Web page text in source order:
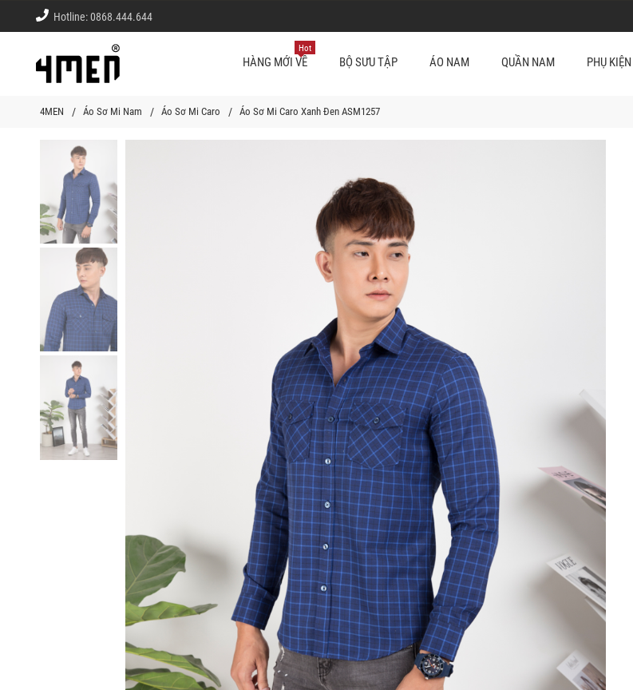
Hotline:0868.444.644
HÀNG MỚI VỀ
Hot
BỘ SƯU TẬP ÁO NAM QUẦN NAM PHỤ KIỆN
4MEN Áo Sơ Mi Nam Áo Sơ Mi Caro Áo Sơ Mi Caro Xanh Đen ASM1257